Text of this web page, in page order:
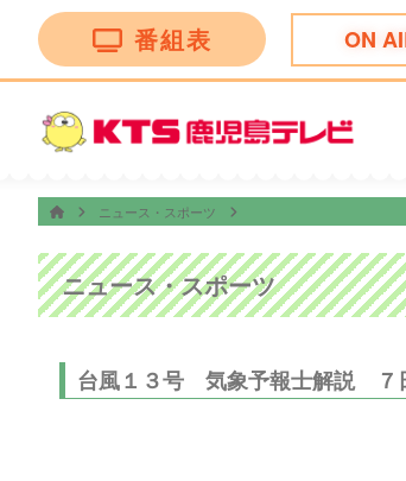
番組表 ON
ン２ 25:25 ゴッドタン テレビ
ニュース・スポーツ
ニュース・スポーツ
台風１３号 気象予報士解説 ７